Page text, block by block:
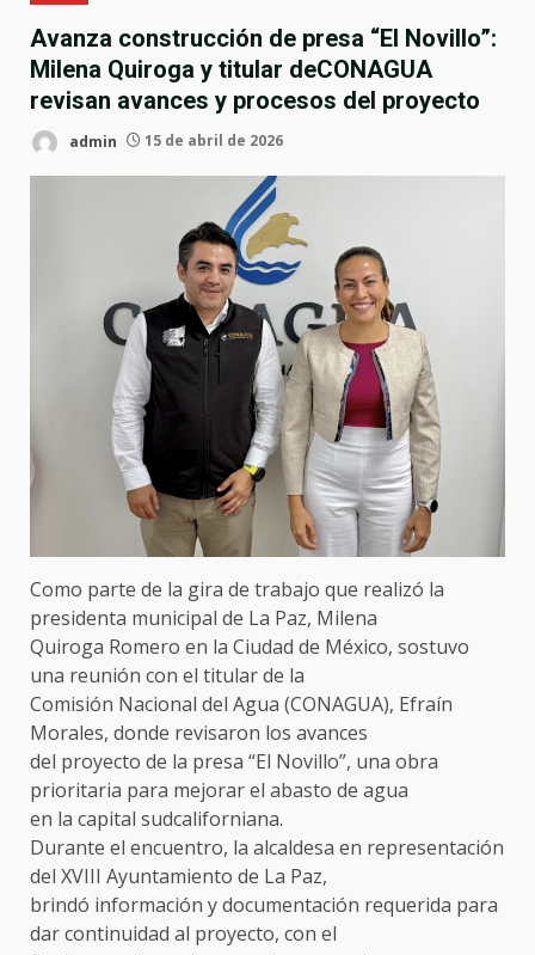
Avanza construcción de presa “El Novillo”:
Milena Quiroga y titular deCONAGUA
revisan avances y procesos del proyecto
admin 15 de abril de 2026
Como parte de la gira de trabajo que realizó la
presidenta municipal de La Paz, Milena
Quiroga Romero en la Ciudad de México, sostuvo
una reunión con el titular de la
Comisión Nacional del Agua (CONAGUA), Efraín
Morales, donde revisaron los avances
del proyecto de la presa “El Novillo”, una obra
prioritaria para mejorar el abasto de agua
en la capital sudcaliforniana.
Durante el encuentro, la alcaldesa en representación
del XVIII Ayuntamiento de La Paz,
brindó información y documentación requerida para
dar continuidad al proyecto, con el